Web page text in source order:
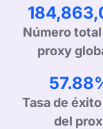
Número total
proxy
Tasa de
del